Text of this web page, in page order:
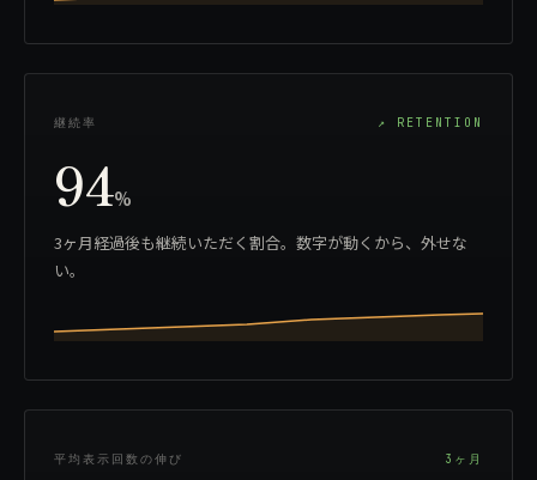
継続率 ↗ RETENTION
94%
3ヶ月経過後も継続いただく割合。数字が動くから、外せな
い。
平均表示回数の伸び 3ヶ月